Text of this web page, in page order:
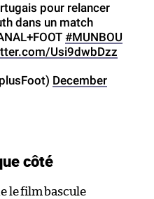
pour relancer
dans un match
#MUNBOU
Usi9dwbDzz
December
côté
le film bascule